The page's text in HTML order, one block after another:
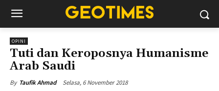
OPINI
Tuti dan Keroposnya Humanisme
Arab Saudi
By Taufik Ahmad Selasa, 6 November 2018